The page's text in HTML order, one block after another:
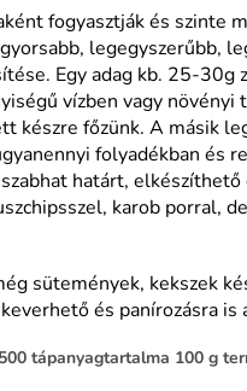
fogyasztják és szinte
legegyszerűbb,
Egy adag kb. 25-30g
vízben vagy növényi
készre főzünk. A másik
folyadékban és
határt, elkészíthető
karob porral,
sütemények, kekszek
és panírozásra is
tápanyagtartalma 100 g